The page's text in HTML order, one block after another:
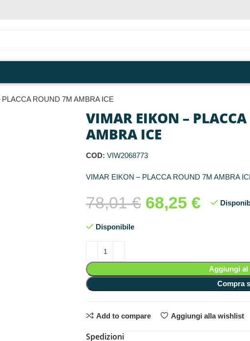
ROUND 7M AMBRA ICE
VIMAR EIKON –
AMBRA ICE
COD: VIW2068773
VIMAR EIKON – PLACCA ROUND 7M AMBRA
78,01€ 68,25 €
Disponibile
Aggiungi al
Compra
Add to compare Aggiungi alla wishlist
Spedizioni